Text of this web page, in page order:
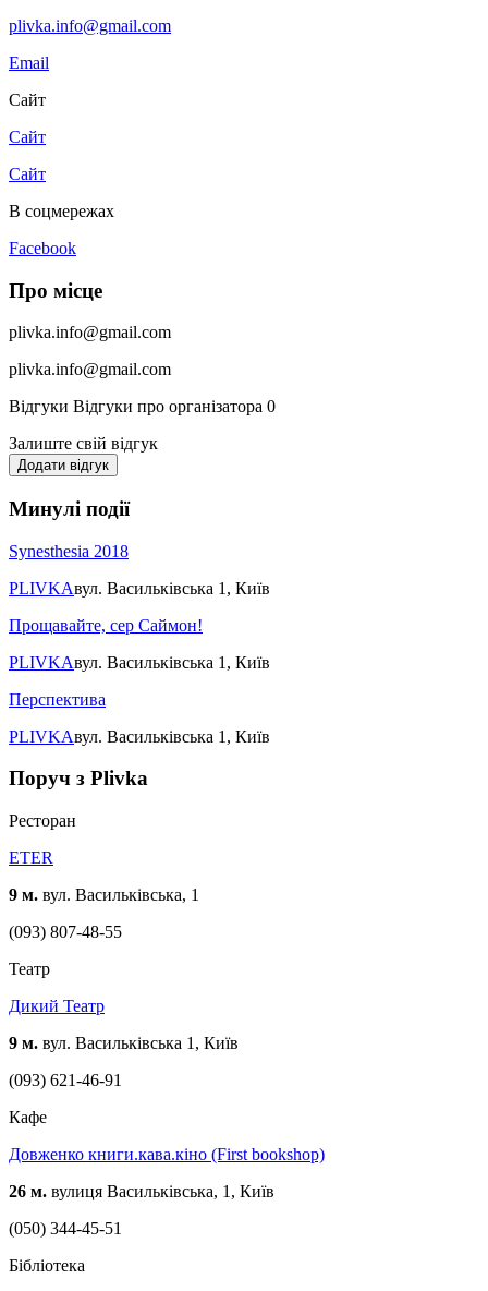
plivka.info@gmail.com
Email
Сайт
Сайт
Сайт
В соцмережах
Facebook
Про місце
plivka.info@gmail.com
plivka.info@gmail.com
Відгуки Відгуки про організатора 0
Залиште свій відгук
Додати відгук
Минулі події
Synesthesia 2018
PLIVKAвул. Васильківська 1, Київ
Прощавайте, сер Саймон!
PLIVKAвул. Васильківська 1, Київ
Перспектива
PLIVKAвул. Васильківська 1, Київ
Поруч з Plivka
Ресторан
ETER
9 м. вул. Васильківська, 1
(093) 807-48-55
Театр
Дикий Театр
9 м. вул. Васильківська 1, Київ
(093) 621-46-91
Кафе
Довженко книги.кава.кіно (First bookshop)
26 м. вулиця Васильківська, 1, Київ
(050) 344-45-51
Бібліотека